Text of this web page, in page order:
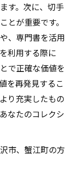
す。次に、切手
とが重要です。
、専門書を活用
利用する際に
で正確な価値を
を再発見するこ
り充実したもの
なたのコレクシ
市、蟹江町の方